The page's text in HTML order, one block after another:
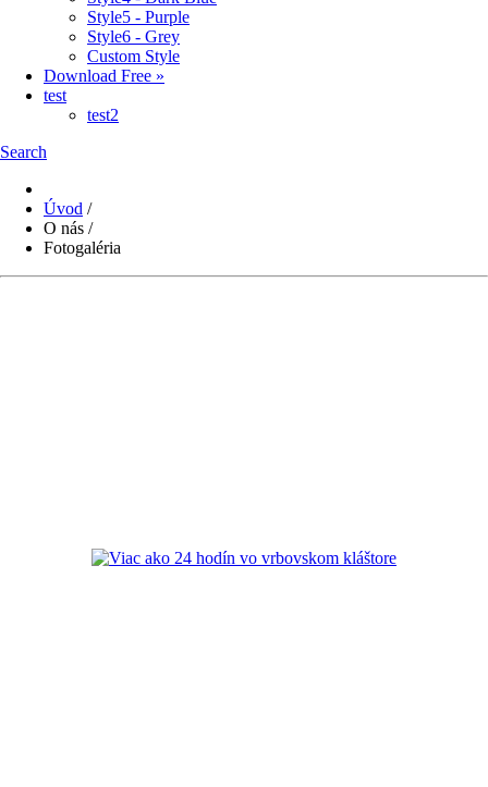
Style5 - Purple
Style6 - Grey
Custom Style
Download Free »
test
test2
Search
Úvod /
O nás /
Fotogaléria